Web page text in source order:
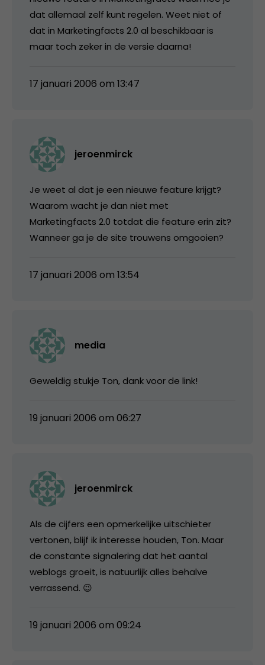
dat allemaal zelf kunt regelen. Weet niet of
dat in Marketingfacts 2.0 al beschikbaar is
maar toch zeker in de versie daarna!
17 januari 2006 om 13:47
jeroenmirck
Je weet al dat je een nieuwe feature krijgt?
Waarom wacht je dan niet met
Marketingfacts 2.0 totdat die feature erin zit?
Wanneer ga je de site trouwens omgooien?
17 januari 2006 om 13:54
media
Geweldig stukje Ton, dank voor de link!
19 januari 2006 om 06:27
jeroenmirck
Als de cijfers een opmerkelijke uitschieter
vertonen, blijf ik interesse houden, Ton. Maar
de constante signalering dat het aantal
weblogs groeit, is natuurlijk alles behalve
verrassend. 😉
19 januari 2006 om 09:24